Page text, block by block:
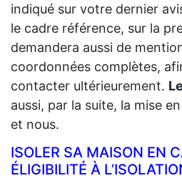
indiqué sur votre dernier
le cadre référence, sur la
demandera aussi de
coordonnées complètes,
contacter ultérieurement.
aussi, par la suite, la mise
et nous.
ISOLER SA MAISON EN
ÉLIGIBILITÉ À